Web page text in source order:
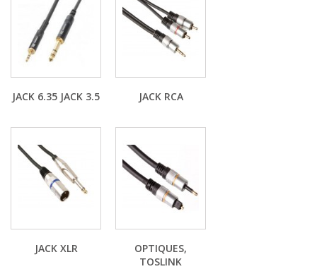
JACK 6.35 JACK 3.5 JACK RCA
JACK XLR
OPTIQUES,
TOSLINK